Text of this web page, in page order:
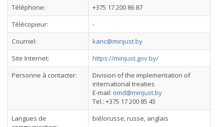
Téléphone:
+375 17 200 86 87
Télécopieur:
-
Courriel:
kanc@minjust.by
Site Internet:
https://minjust.gov.by/
Personne à contacter:
Division of the implementation of
international treaties
E-mail: omd@minjust.by
Tel.: +375 17 200 85 45
Langues de
biélorusse, russe, anglais